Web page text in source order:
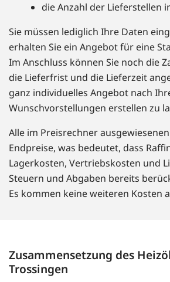
die Anzahl der Lieferstellen
Sie müssen lediglich Ihre Daten
erhalten Sie ein Angebot für eine
Im Anschluss können Sie noch die
die Lieferfrist und die Lieferzeit
ganz individuelles Angebot nach
Wunschvorstellungen erstellen zu
Alle im Preisrechner ausgewiesenen
Endpreise, was bedeutet, dass
Lagerkosten, Vertriebskosten und
Steuern und Abgaben bereits
Es kommen keine weiteren Kosten
Zusammensetzung des
Trossingen